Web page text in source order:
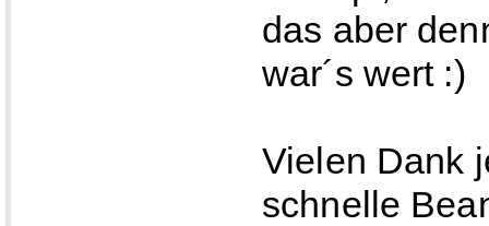
das aber
war´s wert :)
Vielen Dank
schnelle